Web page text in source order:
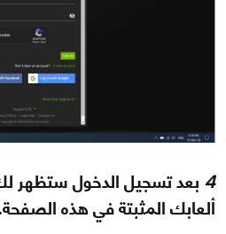
4 بعد تسجيل الدخول ستظهر
ألعابك المثبتة في هذه الصفحة.